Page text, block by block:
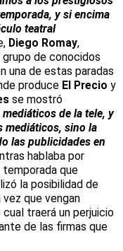
y si encima
teatral
Diego Romay,
de conocidos
una de estas paradas
produce El Precio y
se mostró
de la tele, y
mediáticos, sino la
las publicidades en
hablaba por
temporada que
la posibilidad de
que vengan
traerá un perjuicio
de las firmas que